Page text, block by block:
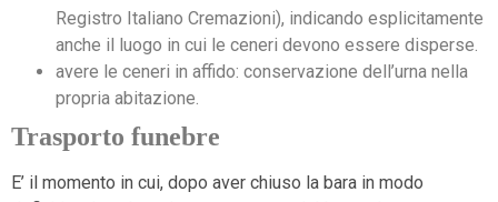
Registro Italiano Cremazioni), indicando esplicitamente
anche il luogo in cui le ceneri devono essere disperse.
avere le ceneri in affido: conservazione dell’urna nella
propria abitazione.
Trasporto funebre
E’ il momento in cui, dopo aver chiuso la bara in modo